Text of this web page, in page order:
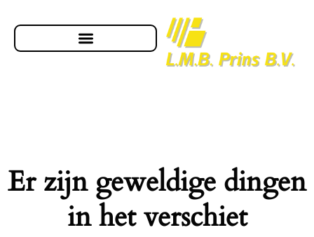
Er zijn geweldige dingen
in het verschiet